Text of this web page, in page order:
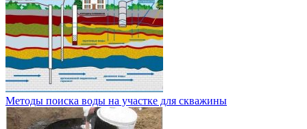
Методы поиска воды на участке для скважины